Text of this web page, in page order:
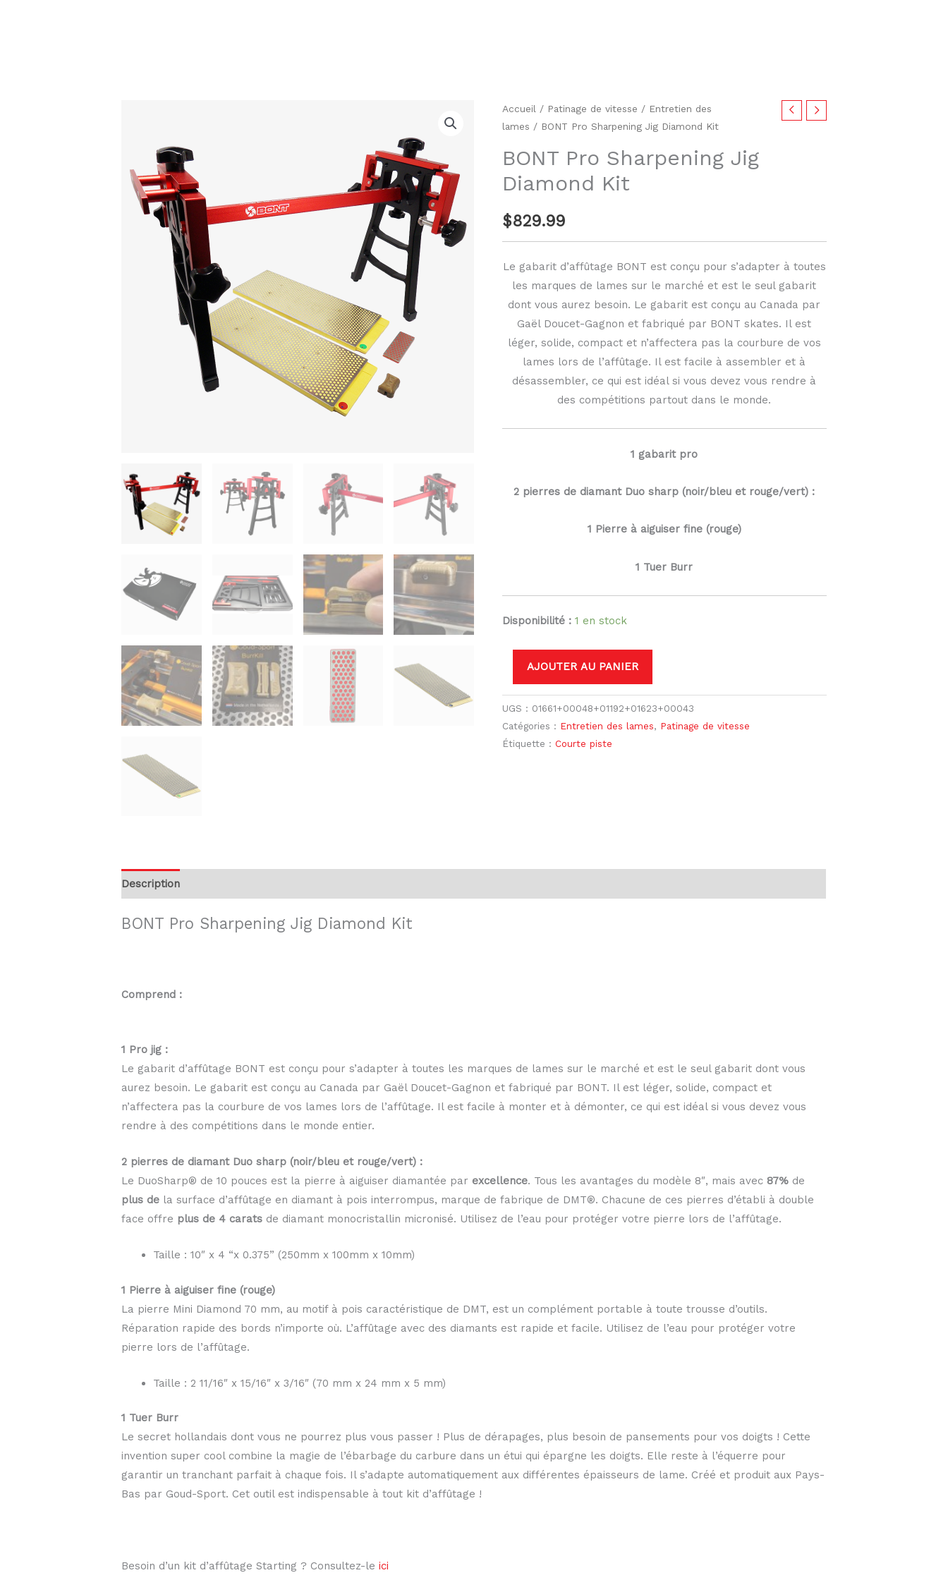
Accueil / Patinage de vitesse / Entretien des
lames / BONT Pro Sharpening Jig Diamond Kit
BONT Pro Sharpening Jig
Diamond Kit
$829.99
Le gabarit d’affûtage BONT est conçu pour s’adapter à toutes
les marques de lames sur le marché et est le seul gabarit
dont vous aurez besoin. Le gabarit est conçu au Canada par
Gaël Doucet-Gagnon et fabriqué par BONT skates. Il est
léger, solide, compact et n’affectera pas la courbure de vos
lames lors de l’affûtage. Il est facile à assembler et à
désassembler, ce qui est idéal si vous devez vous rendre à
des compétitions partout dans le monde.
1 gabarit pro
2 pierres de diamant Duo sharp (noir/bleu et rouge/vert) :
1 Pierre à aiguiser fine (rouge)
1 Tuer Burr
Disponibilité : 1 en stock
quantité
de
Pro
Sharpening
Diamond
Kit
AJOUTER AU PANIER
UGS : 01661+00048+01192+01623+00043
Catégories : Entretien des lames, Patinage de vitesse
Étiquette : Courte piste
Description
BONT Pro Sharpening Jig Diamond Kit
Comprend :
1 Pro jig :
Le gabarit d’affûtage BONT est conçu pour s’adapter à toutes les marques de lames sur le marché et est le seul gabarit dont vous
aurez besoin. Le gabarit est conçu au Canada par Gaël Doucet-Gagnon et fabriqué par BONT. Il est léger, solide, compact et
n’affectera pas la courbure de vos lames lors de l’affûtage. Il est facile à monter et à démonter, ce qui est idéal si vous devez vous
rendre à des compétitions dans le monde entier.
2 pierres de diamant Duo sharp (noir/bleu et rouge/vert) :
Le DuoSharp® de 10 pouces est la pierre à aiguiser diamantée par excellence. Tous les avantages du modèle 8″, mais avec 87% de
plus de la surface d’affûtage en diamant à pois interrompus, marque de fabrique de DMT®. Chacune de ces pierres d’établi à double
face offre plus de 4 carats de diamant monocristallin micronisé. Utilisez de l’eau pour protéger votre pierre lors de l’affûtage.
Taille : 10″ x 4 “x 0.375” (250mm x 100mm x 10mm)
1 Pierre à aiguiser fine (rouge)
La pierre Mini Diamond 70 mm, au motif à pois caractéristique de DMT, est un complément portable à toute trousse d’outils.
Réparation rapide des bords n’importe où. L’affûtage avec des diamants est rapide et facile. Utilisez de l’eau pour protéger votre
pierre lors de l’affûtage.
Taille : 2 11/16″ x 15/16″ x 3/16″ (70 mm x 24 mm x 5 mm)
1 Tuer Burr
Le secret hollandais dont vous ne pourrez plus vous passer ! Plus de dérapages, plus besoin de pansements pour vos doigts ! Cette
invention super cool combine la magie de l’ébarbage du carbure dans un étui qui épargne les doigts. Elle reste à l’équerre pour
garantir un tranchant parfait à chaque fois. Il s’adapte automatiquement aux différentes épaisseurs de lame. Créé et produit aux Pays-
Bas par Goud-Sport. Cet outil est indispensable à tout kit d’affûtage !
Besoin d’un kit d’affûtage Starting ? Consultez-le ici